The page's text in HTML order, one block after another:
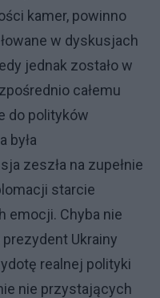
kamer, powinno
w dyskusjach
jednak zostało w
całemu
do polityków
była
zeszła na zupełnie
starcie
emocji. Chyba nie
Ukrainy
realnej polityki
nie przystających